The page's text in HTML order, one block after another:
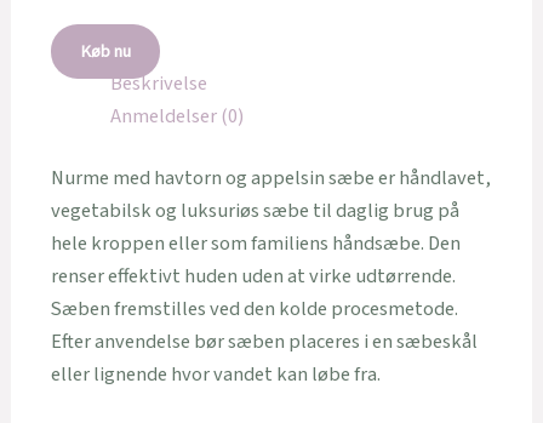
Køb nu
Beskrivelse
Anmeldelser (0)
Nurme med havtorn og appelsin sæbe er håndlavet,
vegetabilsk og luksuriøs sæbe til daglig brug på
hele kroppen eller som familiens håndsæbe. Den
renser effektivt huden uden at virke udtørrende.
Sæben fremstilles ved den kolde procesmetode.
Efter anvendelse bør sæben placeres i en sæbeskål
eller lignende hvor vandet kan løbe fra.